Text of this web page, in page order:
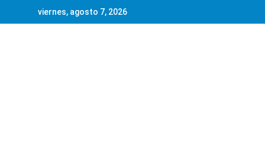
viernes, agosto 7, 2026